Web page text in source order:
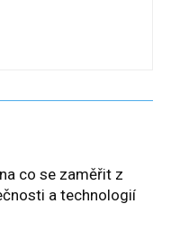
co se zaměřit z
a technologií